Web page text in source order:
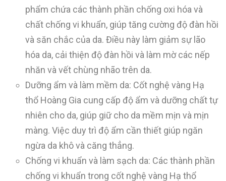
phẩm chứa các thành phần chống oxi hóa và
chất chống vi khuẩn, giúp tăng cường độ đàn hồi
và săn chắc của da. Điều này làm giảm sự lão
hóa da, cải thiện độ đàn hồi và làm mờ các nếp
nhăn và vết chùng nhão trên da.
Dưỡng ẩm và làm mềm da: Cốt nghệ vàng Hạ
thổ Hoàng Gia cung cấp độ ẩm và dưỡng chất tự
nhiên cho da, giúp giữ cho da mềm mịn và mịn
màng. Việc duy trì độ ẩm cần thiết giúp ngăn
ngừa da khô và căng thẳng.
Chống vi khuẩn và làm sạch da: Các thành phần
chống vi khuẩn trong cốt nghệ vàng Hạ thổ